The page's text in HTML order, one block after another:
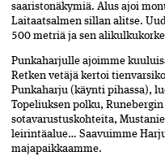
saaristonäkymiä. Alus ajoi
Laitaatsalmen sillan alitse.
500 metriä ja sen
Punkaharjulle ajoimme
Retken vetäjä kertoi
Punkaharju (käynti pihassa),
Topeliuksen polku,
sotavarustuskohteita,
leirintäalue… Saavuimme
majapaikkaamme.